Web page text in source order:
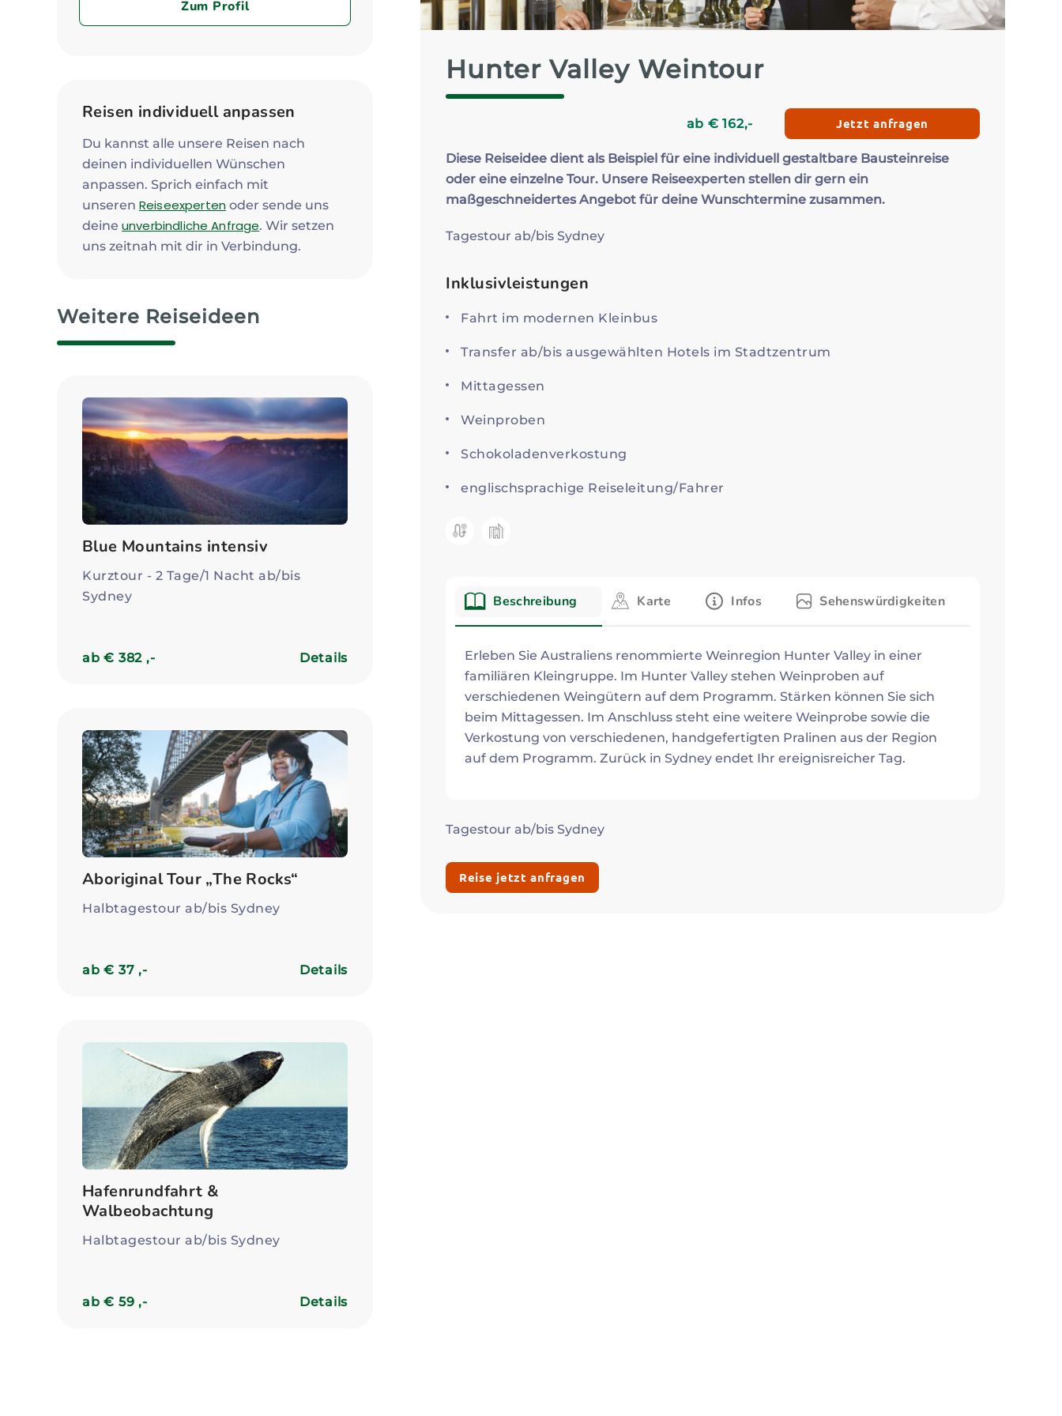
Hunter Valley Weintour
ab €162,- Jetzt anfragen
Diese Reiseidee dient als Beispiel für eine individuell gestaltbare Bausteinreise
oder eine einzelne Tour. Unsere Reiseexperten stellen dir gern ein
maßgeschneidertes Angebot für deine Wunschtermine zusammen.
Tagestour ab/bis Sydney
Inklusivleistungen
Fahrt im modernen Kleinbus
Transfer ab/bis ausgewählten Hotels im Stadtzentrum
Mittagessen
Weinproben
Schokoladenverkostung
englischsprachige Reiseleitung/Fahrer
Kategorie:
Beschreibung Karte Infos Sehenswürdigkeiten
Beschreibung
Erleben Sie Australiens renommierte Weinregion Hunter Valley in einer
familiären Kleingruppe. Im Hunter Valley stehen Weinproben auf
verschiedenen Weingütern auf dem Programm. Stärken können Sie sich
beim Mittagessen. Im Anschluss steht eine weitere Weinprobe sowie die
Verkostung von verschiedenen, handgefertigten Pralinen aus der Region
auf dem Programm. Zurück in Sydney endet Ihr ereignisreicher Tag.
Tagestour ab/bis Sydney
Reise jetzt anfragen
Zum Profil Zum Profil Zum Profil
Reisen individuell anpassen
Du kannst alle unsere Reisen nach
deinen individuellen Wünschen
anpassen. Sprich einfach mit
unseren Reiseexpertenoder sende uns
deine unverbindliche Anfrage. Wir setzen
uns zeitnah mit dir in Verbindung.
Weitere Reiseideen
Blue Mountains intensiv
Kurztour - 2 Tage/1 Nacht ab/bis
Sydney
ab € 382 ,- Details
Aboriginal Tour „The Rocks“
Halbtagestour ab/bis Sydney
ab € 37 ,- Details
Hafenrundfahrt &
Walbeobachtung
Halbtagestour ab/bis Sydney
ab € 59 ,- Details